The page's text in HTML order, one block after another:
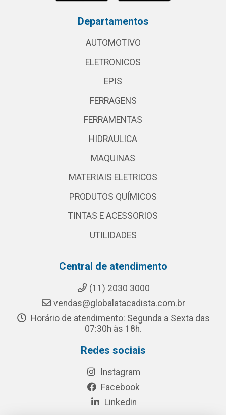
Departamentos
AUTOMOTIVO
ELETRONICOS
EPIS
FERRAGENS
FERRAMENTAS
HIDRAULICA
MAQUINAS
MATERIAIS ELETRICOS
PRODUTOS QUÍMICOS
TINTAS E ACESSORIOS
UTILIDADES
Central de atendimento
(11) 2030 3000
vendas@globalatacadista.com.br
Horário de atendimento: Segunda a Sexta das
07:30h às 18h.
Redes sociais
Instagram
Facebook
Linkedin